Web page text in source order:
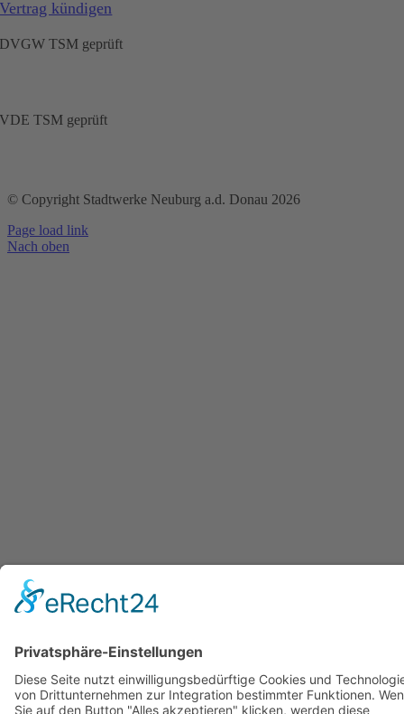
Vertrag kündigen
DVGW TSM geprüft
VDE TSM geprüft
© Copyright Stadtwerke Neuburg a.d. Donau 2026
Page load link
Nach oben